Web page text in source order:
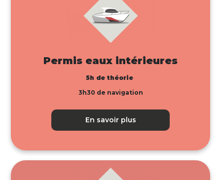
Permis eaux intérieures
5h de théorie
3h30 de navigation
En savoir plus